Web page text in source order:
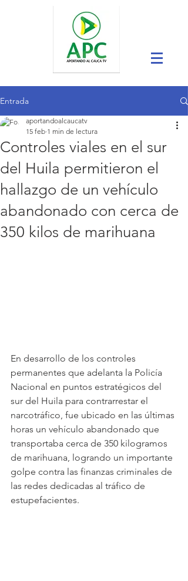
Entrada
Controles viales en el sur
del Huila permitieron el
hallazgo de un vehículo
abandonado con cerca de
350 kilos de marihuana
aportandoalcaucatv
15 feb 1 min de lectura
En desarrollo de los controles
permanentes que adelanta la Policía
Nacional en puntos estratégicos del
sur del Huila para contrarrestar el
narcotráfico, fue ubicado en las últimas
horas un vehículo abandonado que
transportaba cerca de 350 kilogramos
de marihuana, logrando un importante
golpe contra las finanzas criminales de
las redes dedicadas al tráfico de
estupefacientes.